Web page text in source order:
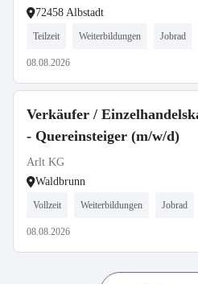
72458 Albstadt
Teilzeit Weiterbildungen Jobrad
08.08.2026
Verkäufer /
- Quereinsteiger (m/w/d)
Arlt KG
Waldbrunn
Vollzeit Weiterbildungen Jobrad
08.08.2026